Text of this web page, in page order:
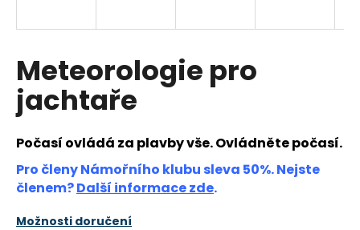
Meteorologie pro
jachtaře
Počasí ovládá za plavby vše. Ovládněte počasí.
Pro členy Námořního klubu sleva 50%. Nejste
členem?Další informace zde.
Možnosti doručení
í
t
?
HLEDAT